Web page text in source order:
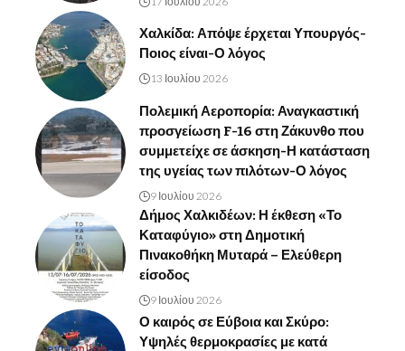
Χαλκίδα: Απόψε έρχεται Υπουργός-
Ποιος είναι-Ο λόγος
13 Ιουλίου 2026
Πολεμική Αεροπορία: Αναγκαστική
προσγείωση F-16 στη Ζάκυνθο που
συμμετείχε σε άσκηση-Η κατάσταση
της υγείας των πιλότων-Ο λόγος
9 Ιουλίου 2026
Δήμος Χαλκιδέων: Η έκθεση «Το
Καταφύγιο» στη Δημοτική
Πινακοθήκη Μυταρά – Ελεύθερη
είσοδος
9 Ιουλίου 2026
Ο καιρός σε Εύβοια και Σκύρο:
Υψηλές θερμοκρασίες με κατά